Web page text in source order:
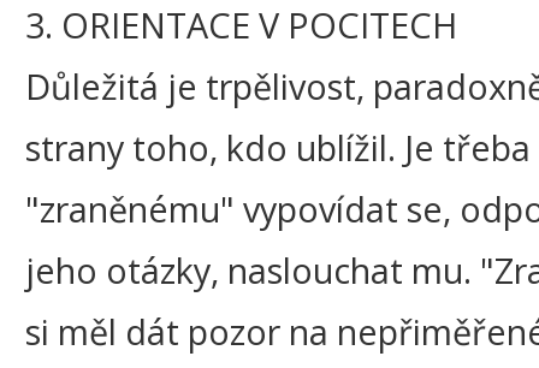
3. ORIENTACE V POCITECH
Důležitá je trpělivost,
strany toho, kdo ublížil. Je
"zraněnému" vypovídat se,
jeho otázky, naslouchat mu.
si měl dát pozor na